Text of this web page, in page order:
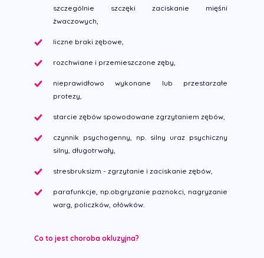
szczególnie szczęki zaciskanie mięśni
żwaczowych,
liczne braki zębowe,
rozchwiane i przemieszczone zęby,
nieprawidłowo wykonane lub przestarzałe
protezy,
starcie zębów spowodowane zgrzytaniem zębów,
czynnik psychogenny, np. silny uraz psychiczny
silny, długotrwały,
stresbruksizm - zgrzytanie i zaciskanie zębów,
parafunkcje, np.obgryzanie paznokci, nagryzanie
warg, policzków, ołówków.
Co to jest choroba okluzyjna?